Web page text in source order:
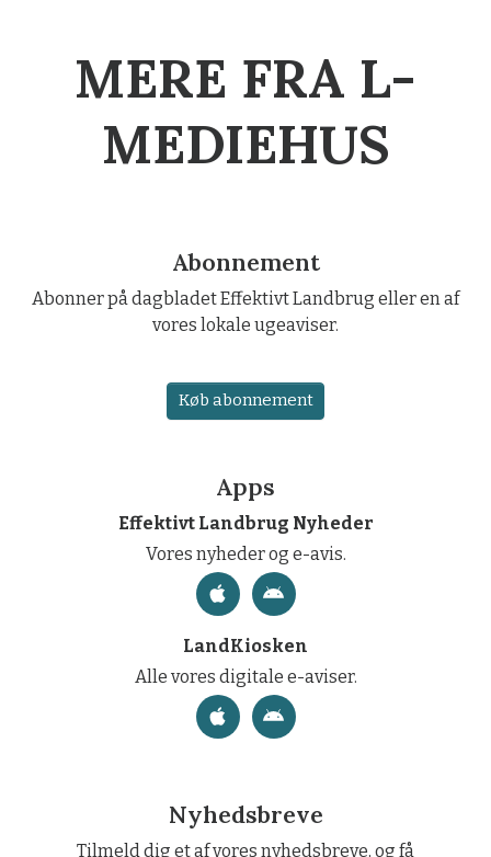
MERE FRA L-
MEDIEHUS
Abonnement
Abonner på dagbladet Effektivt Landbrug eller en af
vores lokale ugeaviser.
Køb abonnement
Apps
Effektivt Landbrug Nyheder
Vores nyheder og e-avis.
LandKiosken
Alle vores digitale e-aviser.
Nyhedsbreve
Tilmeld dig et af vores nyhedsbreve, og få